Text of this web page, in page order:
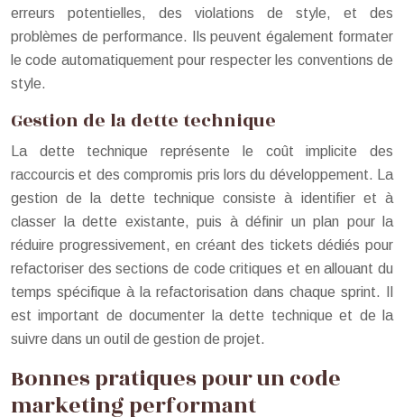
erreurs potentielles, des violations de style, et des
problèmes de performance. Ils peuvent également formater
le code automatiquement pour respecter les conventions de
style.
Gestion de la dette technique
La dette technique représente le coût implicite des
raccourcis et des compromis pris lors du développement. La
gestion de la dette technique consiste à identifier et à
classer la dette existante, puis à définir un plan pour la
réduire progressivement, en créant des tickets dédiés pour
refactoriser des sections de code critiques et en allouant du
temps spécifique à la refactorisation dans chaque sprint. Il
est important de documenter la dette technique et de la
suivre dans un outil de gestion de projet.
Bonnes pratiques pour un code
marketing performant